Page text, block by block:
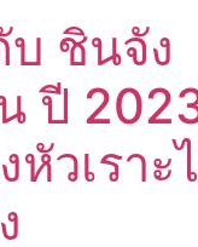
ชินจัง
ปี
หัวเราะ